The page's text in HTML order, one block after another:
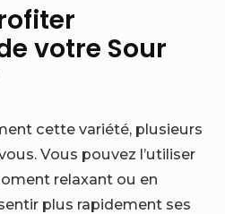
votre Sour
cette variété, plusieurs
Vous pouvez l’utiliser
relaxant ou en
plus rapidement ses